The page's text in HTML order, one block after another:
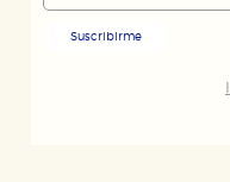
Suscribirme